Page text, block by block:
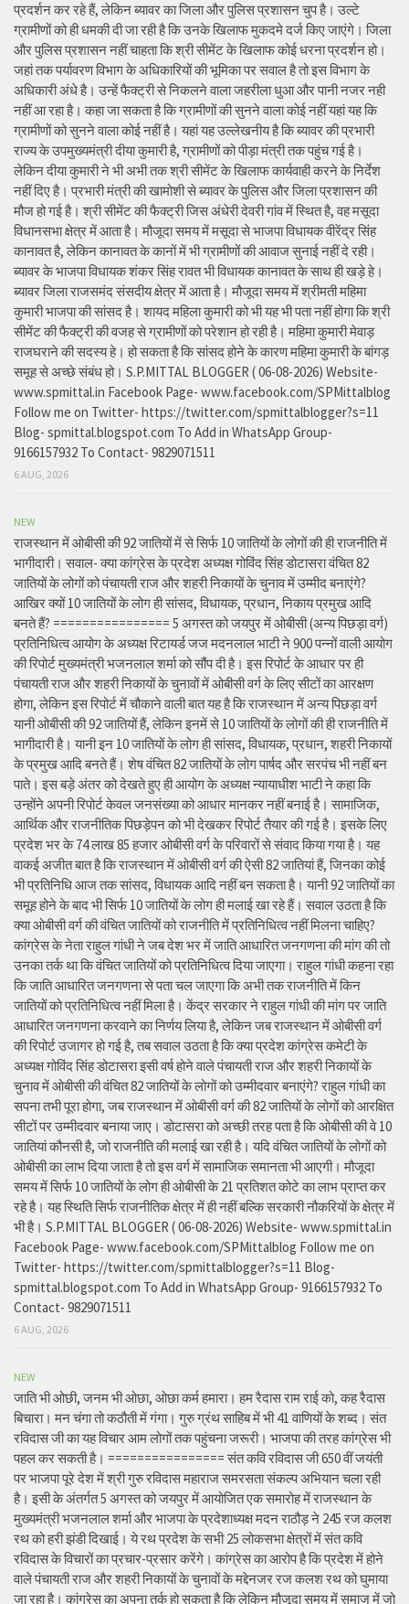
प्रदर्शन कर रहे हैं, लेकिन ब्यावर का जिला और पुलिस प्रशासन चुप है। उल्टे
ग्रामीणों को ही धमकी दी जा रही है कि उनके खिलाफ मुकदमे दर्ज किए जाएंगे। जिला
और पुलिस प्रशासन नहीं चाहता कि श्री सीमेंट के खिलाफ कोई धरना प्रदर्शन हो।
जहां तक पर्यावरण विभाग के अधिकारियों की भूमिका पर सवाल है तो इस विभाग के
अधिकारी अंधे है। उन्हें फैक्ट्री से निकलने वाला जहरीला धुआ और पानी नजर नही
नहीं आ रहा है। कहा जा सकता है कि ग्रामीणों की सुनने वाला कोई नहीं यहां यह कि
ग्रामीणों को सुनने वाला कोई नहीं है। यहां यह उल्लेखनीय है कि ब्यावर की प्रभारी
राज्य के उपमुख्यमंत्री दीया कुमारी है, ग्रामीणों को पीड़ा मंत्री तक पहुंच गई है।
लेकिन दीया कुमारी ने भी अभी तक श्री सीमेंट के खिलाफ कार्यवाही करने के निर्देश
नहीं दिए है। प्रभारी मंत्री की खामोशी से ब्यावर के पुलिस और जिला प्रशासन की
मौज हो गई है। श्री सीमेंट की फैक्ट्री जिस अंधेरी देवरी गांव में स्थित है, वह मसूदा
विधानसभा क्षेत्र में आता है। मौजूदा समय में मसूदा से भाजपा विधायक वीरेंद्र सिंह
कानावत है, लेकिन कानावत के कानों में भी ग्रामीणों की आवाज सुनाई नहीं दे रही।
ब्यावर के भाजपा विधायक शंकर सिंह रावत भी विधायक कानावत के साथ ही खड़े हे।
ब्यावर जिला राजसमंद संसदीय क्षेत्र में आता है। मौजूदा समय में श्रीमती महिमा
कुमारी भाजपा की सांसद है। शायद महिला कुमारी को भी यह भी पता नहीं होगा कि श्री
सीमेंट की फैक्ट्री की वजह से ग्रामीणों को परेशान हो रही है। महिमा कुमारी मेवाड़
राजघराने की सदस्य हे। हो सकता है कि सांसद होने के कारण महिमा कुमारी के बांगड़
समूह से अच्छे संबंध हो। S.P.MITTAL BLOGGER ( 06-08-2026) Website-
www.spmittal.in Facebook Page- www.facebook.com/SPMittalblog
Follow me on Twitter- https://twitter.com/spmittalblogger?s=11
Blog- spmittal.blogspot.com To Add in WhatsApp Group-
9166157932 To Contact- 9829071511
6 AUG, 2026
NEW
राजस्थान में ओबीसी की 92 जातियों में से सिर्फ 10 जातियों के लोगों की ही राजनीति में
भागीदारी। सवाल- क्या कांग्रेस के प्रदेश अध्यक्ष गोविंद सिंह डोटासरा वंचित 82
जातियों के लोगों को पंचायती राज और शहरी निकायों के चुनाव में उम्मीद बनाएंगे?
आखिर क्यों 10 जातियों के लोग ही सांसद, विधायक, प्रधान, निकाय प्रमुख आदि
बनते हैं? ================ 5 अगस्त को जयपुर में ओबीसी (अन्य पिछड़ा वर्ग)
प्रतिनिधित्व आयोग के अध्यक्ष रिटायर्ड जज मदनलाल भाटी ने 900 पन्नों वाली आयोग
की रिपोर्ट मुख्यमंत्री भजनलाल शर्मा को सौंप दी है। इस रिपोर्ट के आधार पर ही
पंचायती राज और शहरी निकायों के चुनावों में ओबीसी वर्ग के लिए सीटों का आरक्षण
होगा, लेकिन इस रिपोर्ट में चौकाने वाली बात यह है कि राजस्थान में अन्य पिछड़ा वर्ग
यानी ओबीसी की 92 जातियों हैं, लेकिन इनमें से 10 जातियों के लोगों की ही राजनीति में
भागीदारी है। यानी इन 10 जातियों के लोग ही सांसद, विधायक, प्रधान, शहरी निकायों
के प्रमुख आदि बनते हैं। शेष वंचित 82 जातियों के लोग पार्षद और सरपंच भी नहीं बन
पाते। इस बड़े अंतर को देखते हुए ही आयोग के अध्यक्ष न्यायाधीश भाटी ने कहा कि
उन्होंने अपनी रिपोर्ट केवल जनसंख्या को आधार मानकर नहीं बनाई है। सामाजिक,
आर्थिक और राजनीतिक पिछड़ेपन को भी देखकर रिपोर्ट तैयार की गई है। इसके लिए
प्रदेश भर के 74 लाख 85 हजार ओबीसी वर्ग के परिवारों से संवाद किया गया है। यह
वाकई अजीत बात है कि राजस्थान में ओबीसी वर्ग की ऐसी 82 जातियां हैं, जिनका कोई
भी प्रतिनिधि आज तक सांसद, विधायक आदि नहीं बन सकता है। यानी 92 जातियों का
समूह होने के बाद भी सिर्फ 10 जातियों के लोग ही मलाई खा रहे हैं। सवाल उठता है कि
क्या ओबीसी वर्ग की वंचित जातियों को राजनीति में प्रतिनिधित्व नहीं मिलना चाहिए?
कांग्रेस के नेता राहुल गांधी ने जब देश भर में जाति आधारित जनगणना की मांग की तो
उनका तर्क था कि वंचित जातियों को प्रतिनिधित्व दिया जाएगा। राहुल गांधी कहना रहा
कि जाति आधारित जनगणना से पता चल जाएगा कि अभी तक राजनीति में किन
जातियों को प्रतिनिधित्व नहीं मिला है। केंद्र सरकार ने राहुल गांधी की मांग पर जाति
आधारित जनगणना करवाने का निर्णय लिया है, लेकिन जब राजस्थान में ओबीसी वर्ग
की रिपोर्ट उजागर हो गई है, तब सवाल उठता है कि क्या प्रदेश कांग्रेस कमेटी के
अध्यक्ष गोविंद सिंह डोटासरा इसी वर्ष होने वाले पंचायती राज और शहरी निकायों के
चुनाव में ओबीसी की वंचित 82 जातियों के लोगों को उम्मीदवार बनाएंगे? राहुल गांधी का
सपना तभी पूरा होगा, जब राजस्थान में ओबीसी वर्ग की 82 जातियों के लोगों को आरक्षित
सीटों पर उम्मीदवार बनाया जाए। डोटासरा को अच्छी तरह पता है कि ओबीसी की वे 10
जातियां कौनसी है, जो राजनीति की मलाई खा रही है। यदि वंचित जातियों के लोगों को
ओबीसी का लाभ दिया जाता है तो इस वर्ग में सामाजिक समानता भी आएगी। मौजूदा
समय में सिर्फ 10 जातियों के लोग ही ओबीसी के 21 प्रतिशत कोटे का लाभ प्राप्त कर
रहे है। यह स्थिति सिर्फ राजनीतिक क्षेत्र में ही नहीं बल्कि सरकारी नौकरियों के क्षेत्र में
भी है। S.P.MITTAL BLOGGER ( 06-08-2026) Website- www.spmittal.in
Facebook Page- www.facebook.com/SPMittalblog Follow me on
Twitter- https://twitter.com/spmittalblogger?s=11 Blog-
spmittal.blogspot.com To Add in WhatsApp Group- 9166157932 To
Contact- 9829071511
6 AUG, 2026
NEW
जाति भी ओछी, जनम भी ओछा, ओछा कर्म हमारा। हम रैदास राम राई को, कह रैदास
बिचारा। मन चंगा तो कठौती में गंगा। गुरु ग्रंथ साहिब में भी 41 वाणियों के शब्द। संत
रविदास जी का यह विचार आम लोगों तक पहुंचना जरूरी। भाजपा की तरह कांग्रेस भी
पहल कर सकती है। ================ संत कवि रविदास जी 650 वीं जयंती
पर भाजपा पूरे देश में श्री गुरु रविदास महाराज समरसता संकल्प अभियान चला रही
है। इसी के अंतर्गत 5 अगस्त को जयपुर में आयोजित एक समारोह में राजस्थान के
मुख्यमंत्री भजनलाल शर्मा और भाजपा के प्रदेशाध्यक्ष मदन राठौड़ ने 245 रज कलश
रथ को हरी झंडी दिखाई। ये रथ प्रदेश के सभी 25 लोकसभा क्षेत्रों में संत कवि
रविदास के विचारों का प्रचार-प्रसार करेंगे। कांग्रेस का आरोप है कि प्रदेश में होने
वाले पंचायती राज और शहरी निकायों के चुनावों के मद्देनजर रज कलश रथ को घुमाया
जा रहा है। कांग्रेस का अपना तर्क हो सकता है कि लेकिन मौजूदा समय में समाज में जो